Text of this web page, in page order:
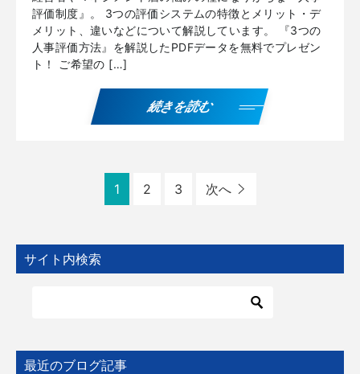
評価制度』。 3つの評価システムの特徴とメリット・デ
メリット、違いなどについて解説しています。 『3つの
人事評価方法』を解説したPDFデータを無料でプレゼン
ト！ ご希望の […]
続きを読む
1 2 3 次へ
サイト内検索
最近のブログ記事